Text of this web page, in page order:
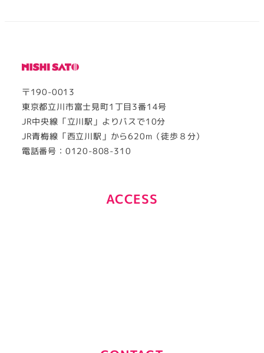
〒190-0013
東京都立川市富士見町1丁目3番14号
JR中央線「立川駅」よりバスで10分
JR青梅線「西立川駅」から620m（徒歩８分）
電話番号：0120-808-310
ACCESS